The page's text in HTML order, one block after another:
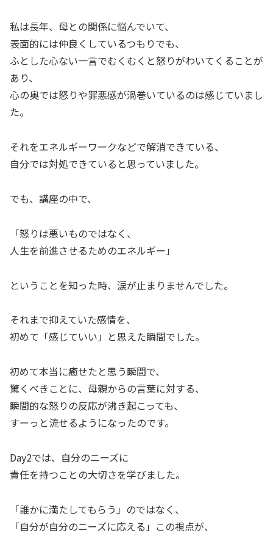
私は長年、母との関係に悩んでいて、
表面的には仲良くしているつもりでも、
ふとした心ない一言でむくむくと怒りがわいてくることが
あり、
心の奥では怒りや罪悪感が渦巻いているのは感じていまし
た。
それをエネルギーワークなどで解消できている、
自分では対処できていると思っていました。
でも、講座の中で、
「怒りは悪いものではなく、
人生を前進させるためのエネルギー」
ということを知った時、涙が止まりませんでした。
それまで抑えていた感情を、
初めて「感じていい」と思えた瞬間でした。
初めて本当に癒せたと思う瞬間で、
驚くべきことに、母親からの言葉に対する、
瞬間的な怒りの反応が沸き起こっても、
すーっと流せるようになったのです。
Day2では、自分のニーズに
責任を持つことの大切さを学びました。
「誰かに満たしてもらう」のではなく、
「自分が自分のニーズに応える」この視点が、